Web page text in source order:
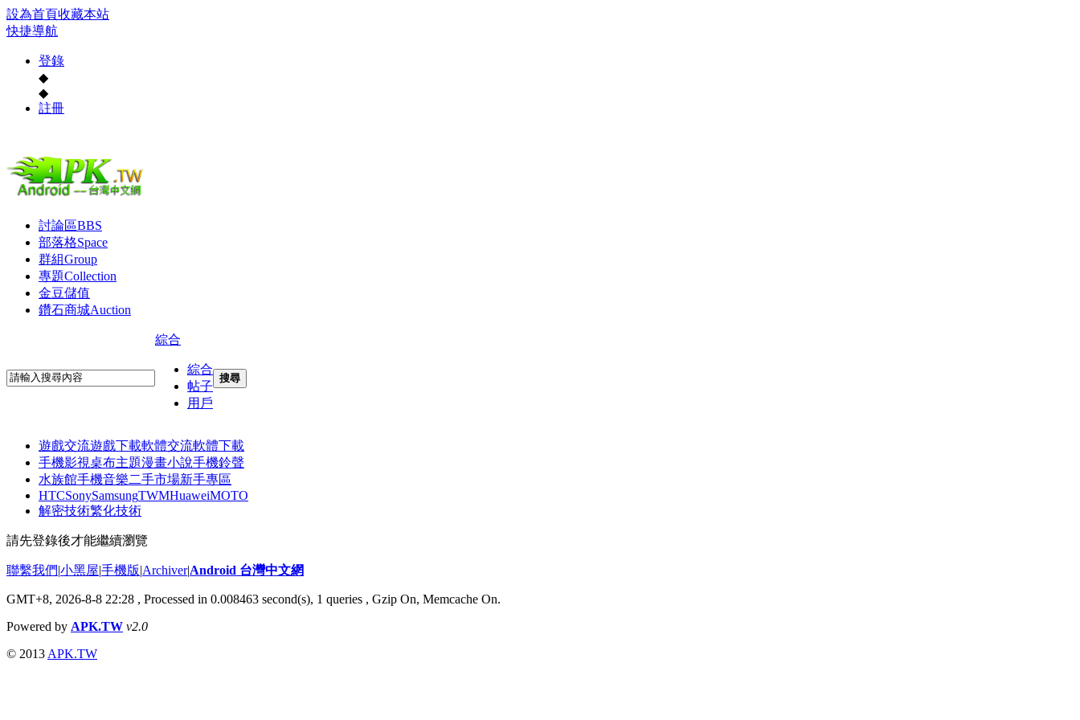
設為首頁收藏本站
快捷導航
登錄
◆
◆
註冊
討論區BBS
部落格Space
群組Group
專題Collection
金豆儲值
鑽石商城Auction
綜合
綜合
帖子
用戶
搜尋
遊戲交流遊戲下載軟體交流軟體下載
手機影視桌布主題漫畫小說手機鈴聲
水族館手機音樂二手市場新手專區
HTCSonySamsungTWMHuaweiMOTO
解密技術繁化技術
請先登錄後才能繼續瀏覽
聯繫我們|小黑屋|手機版|Archiver|Android 台灣中文網
GMT+8, 2026-8-8 22:28 , Processed in 0.008463 second(s), 1 queries , Gzip On, Memcache On.
Powered by APK.TW v2.0
© 2013 APK.TW